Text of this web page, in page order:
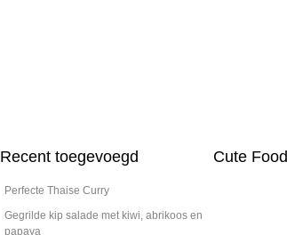
Recent toegevoegd
Perfecte Thaise Curry
Gegrilde kip salade met kiwi, abrikoos en
papaya
Cute Food